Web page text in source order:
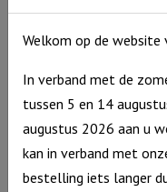
Windlicht S ‘De Heer is
Uitverkocht
Welkom op de website
In verband met de
tussen 5 en 14
augustus 2026 aan u
kan in verband met
bestelling iets langer